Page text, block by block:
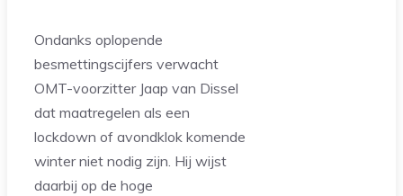
Ondanks oplopende
besmettingscijfers verwacht
OMT-voorzitter Jaap van Dissel
dat maatregelen als een
lockdown of avondklok komende
winter niet nodig zijn. Hij wijst
daarbij op de hoge